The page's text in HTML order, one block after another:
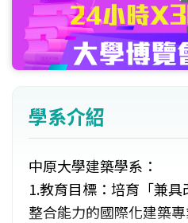
學系介紹
中原大學建築學系：
1.教育目標：培育「兼具
整合能力的國際化建築